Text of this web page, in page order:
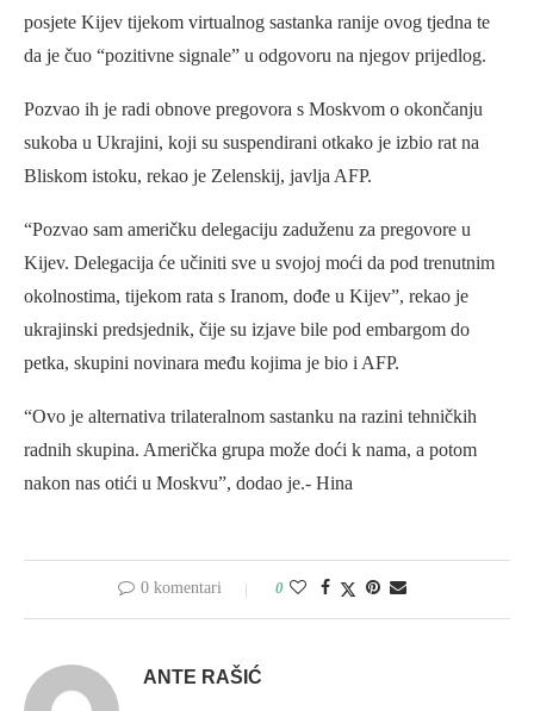
posjete Kijev tijekom virtualnog sastanka ranije ovog tjedna te
da je čuo “pozitivne signale” u odgovoru na njegov prijedlog.
Pozvao ih je radi obnove pregovora s Moskvom o okončanju
sukoba u Ukrajini, koji su suspendirani otkako je izbio rat na
Bliskom istoku, rekao je Zelenskij, javlja AFP.
“Pozvao sam američku delegaciju zaduženu za pregovore u
Kijev. Delegacija će učiniti sve u svojoj moći da pod trenutnim
okolnostima, tijekom rata s Iranom, dođe u Kijev”, rekao je
ukrajinski predsjednik, čije su izjave bile pod embargom do
petka, skupini novinara među kojima je bio i AFP.
“Ovo je alternativa trilateralnom sastanku na razini tehničkih
radnih skupina. Američka grupa može doći k nama, a potom
nakon nas otići u Moskvu”, dodao je.- Hina
0 komentari 0
ANTE RAŠIĆ